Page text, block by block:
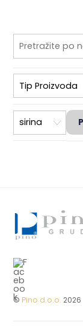
© Pino d.o.o. 2026